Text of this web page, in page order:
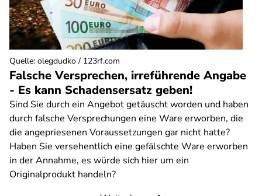
Falsche Versprechen, irreführende Angabe
- Es kann Schadensersatz geben!
Sind Sie durch ein Angebot getäuscht worden und haben
durch falsche Versprechungen eine Ware erworben, die
die angepriesenen Voraussetzungen gar nicht hatte?
Haben Sie versehentlich eine gefälschte Ware erworben
in der Annahme, es würde sich hier um ein
Originalprodukt handeln?
Quelle: olegdudko / 123rf.com